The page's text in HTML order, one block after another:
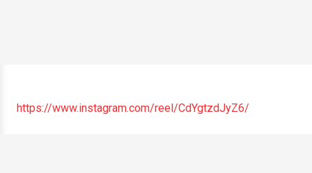
https://www.instagram.com/reel/CdYgtzdJyZ6/